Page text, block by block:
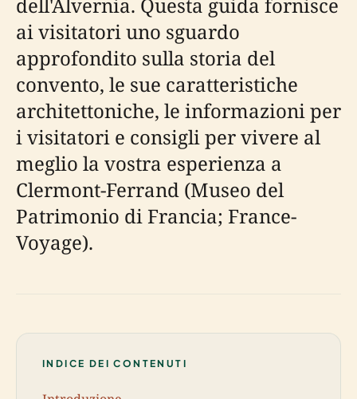
ai visitatori uno sguardo
approfondito sulla storia del
convento, le sue caratteristiche
architettoniche, le informazioni per
i visitatori e consigli per vivere al
meglio la vostra esperienza a
Clermont-Ferrand (Museo del
Patrimonio di Francia; France-
Voyage).
INDICE DEI CONTENUTI